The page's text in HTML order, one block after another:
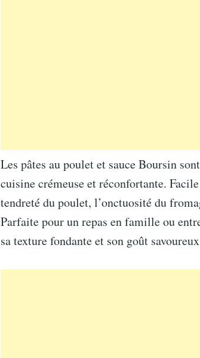
Les pâtes au poulet et sauce Boursin
cuisine crémeuse et réconfortante.
tendreté du poulet, l’onctuosité du
Parfaite pour un repas en famille ou
sa texture fondante et son goût